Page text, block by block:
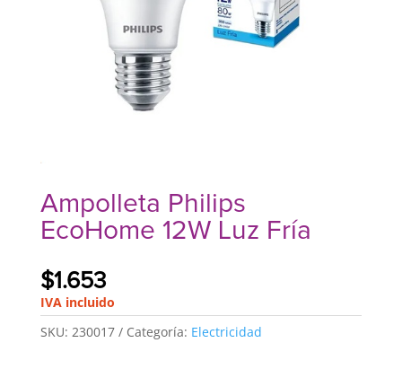
Ampolleta Philips
EcoHome 12W Luz Fría
$1.653
IVA incluido
SKU: 230017 Categoría: Electricidad